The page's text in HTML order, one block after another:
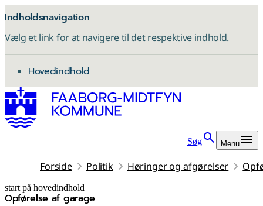
Indholdsnavigation
Vælg et link for at navigere til det respektive indhold.
gå til
Hovedindhold
Søg Menu
Forside Politik Høringer og afgørelser
start på hovedindhold
Opførelse af garage
senest opdateret 8. december 2025